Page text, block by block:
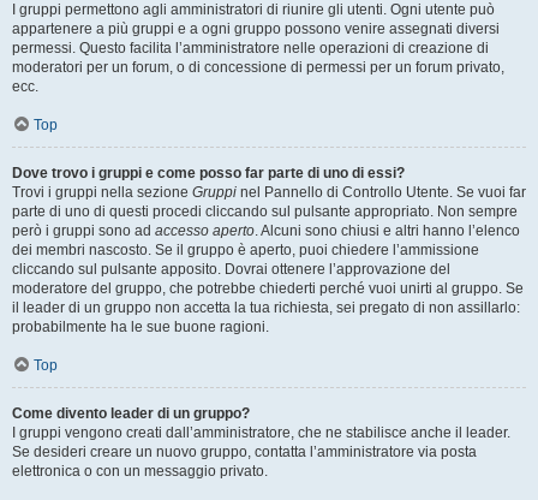
I gruppi permettono agli amministratori di riunire gli utenti. Ogni utente può
appartenere a più gruppi e a ogni gruppo possono venire assegnati diversi
permessi. Questo facilita l’amministratore nelle operazioni di creazione di
moderatori per un forum, o di concessione di permessi per un forum privato,
ecc.
Top
Dove trovo i gruppi e come posso far parte di uno di essi?
Trovi i gruppi nella sezione Gruppi nel Pannello di Controllo Utente. Se vuoi far
parte di uno di questi procedi cliccando sul pulsante appropriato. Non sempre
però i gruppi sono ad accesso aperto. Alcuni sono chiusi e altri hanno l’elenco
dei membri nascosto. Se il gruppo è aperto, puoi chiedere l’ammissione
cliccando sul pulsante apposito. Dovrai ottenere l’approvazione del
moderatore del gruppo, che potrebbe chiederti perché vuoi unirti al gruppo. Se
il leader di un gruppo non accetta la tua richiesta, sei pregato di non assillarlo:
probabilmente ha le sue buone ragioni.
Top
Come divento leader di un gruppo?
I gruppi vengono creati dall’amministratore, che ne stabilisce anche il leader.
Se desideri creare un nuovo gruppo, contatta l’amministratore via posta
elettronica o con un messaggio privato.